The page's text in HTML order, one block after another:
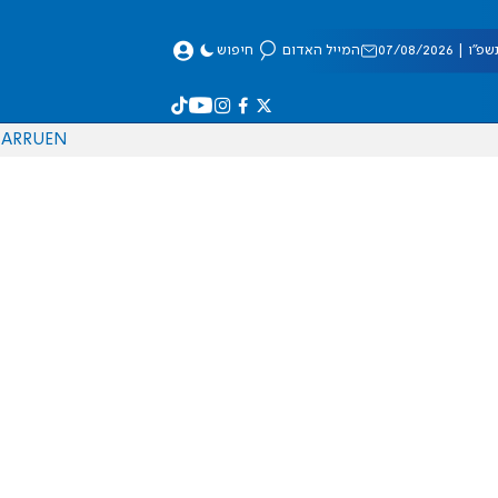
08/2026 המייל האדום חיפוש
EN
RU
AR